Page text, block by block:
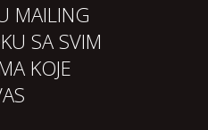
MAILING
SA SVIM
KOJE